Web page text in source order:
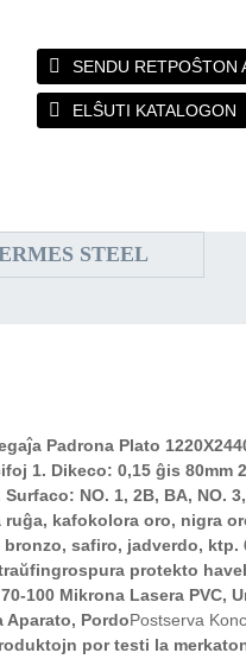
SENDU RETPOŜTON
ELŜUTI KATALOGON
STEEL
Padrona Plato
1. Dikeco: 0,15 ĝis 80mm
NO. 1, 2B, BA, NO.
kafokolora oro, nigra
safiro, jadverdo, ktp.
protekto
100 Mikrona Lasera PVC,
Aparato, PordoPostserva
por testi la